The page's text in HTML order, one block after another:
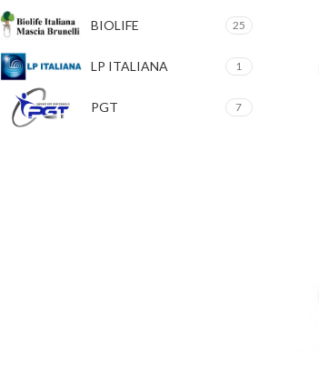
BIOLIFE 25
LP ITALIANA 1
PGT 7